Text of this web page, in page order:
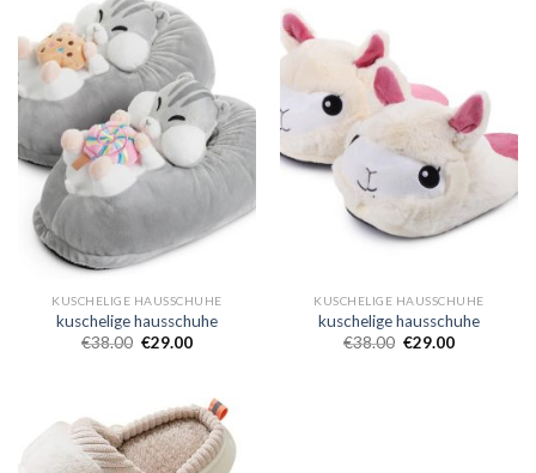
KUSCHELIGE HAUSSCHUHE
kuschelige hausschuhe
€38.00 €29.00
KUSCHELIGE HAUSSCHUHE
kuschelige hausschuhe
€38.00 €29.00